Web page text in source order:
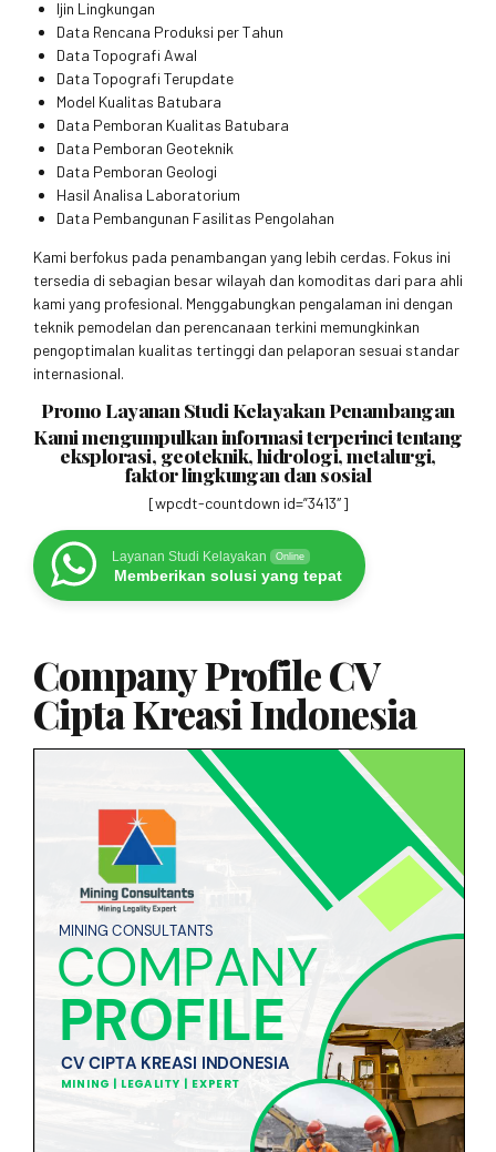
Ijin Lingkungan
Data Rencana Produksi per Tahun
Data Topografi Awal
Data Topografi Terupdate
Model Kualitas Batubara
Data Pemboran Kualitas Batubara
Data Pemboran Geoteknik
Data Pemboran Geologi
Hasil Analisa Laboratorium
Data Pembangunan Fasilitas Pengolahan
Kami berfokus pada penambangan yang lebih cerdas. Fokus ini
tersedia di sebagian besar wilayah dan komoditas dari para ahli
kami yang profesional. Menggabungkan pengalaman ini dengan
teknik pemodelan dan perencanaan terkini memungkinkan
pengoptimalan kualitas tertinggi dan pelaporan sesuai standar
internasional.
Promo Layanan Studi Kelayakan Penambangan
Kami mengumpulkan informasi terperinci tentang
eksplorasi, geoteknik, hidrologi, metalurgi,
faktor lingkungan dan sosial
[wpcdt-countdown id=”3413″]
Layanan Studi Kelayakan Online
Memberikan solusi yang tepat
Company Profile CV
Cipta Kreasi Indonesia